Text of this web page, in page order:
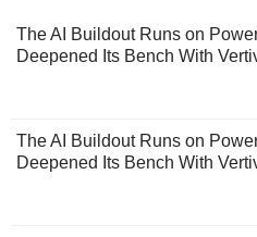
The AI Buildout Runs on
Deepened Its Bench With
The AI Buildout Runs on
Deepened Its Bench With